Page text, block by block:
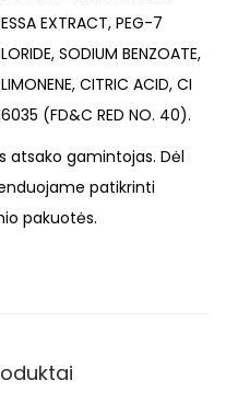
EXTRACT, PEG-7
SODIUM BENZOATE,
CITRIC ACID, CI
(FD&C RED NO. 40).
atsako gamintojas. Dėl
patikrinti
pakuotės.